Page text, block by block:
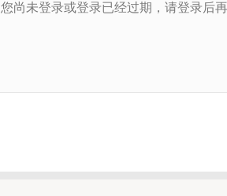
您尚未登录或登录已经过期，请登录后